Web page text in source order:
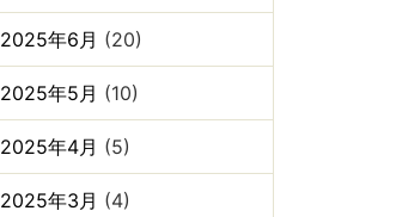
2025年6月 (20)
2025年5月 (10)
2025年4月 (5)
2025年3月 (4)